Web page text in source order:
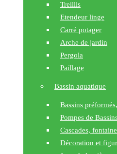
Treillis
Etendeur linge
Carré potager
Arche de jardin
Pergola
Paillage
Bassin aquatique
Bassins
Pompes de
Cascades,
Décoration et